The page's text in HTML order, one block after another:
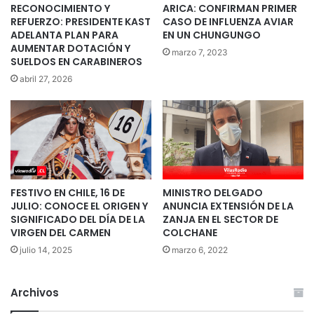
RECONOCIMIENTO Y
REFUERZO: PRESIDENTE KAST
ADELANTA PLAN PARA
AUMENTAR DOTACIÓN Y
SUELDOS EN CARABINEROS
abril 27, 2026
ARICA: CONFIRMAN PRIMER
CASO DE INFLUENZA AVIAR
EN UN CHUNGUNGO
marzo 7, 2023
FESTIVO EN CHILE, 16 DE
JULIO: CONOCE EL ORIGEN Y
SIGNIFICADO DEL DÍA DE LA
VIRGEN DEL CARMEN
julio 14, 2025
MINISTRO DELGADO
ANUNCIA EXTENSIÓN DE LA
ZANJA EN EL SECTOR DE
COLCHANE
marzo 6, 2022
Archivos